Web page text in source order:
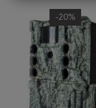
-20%